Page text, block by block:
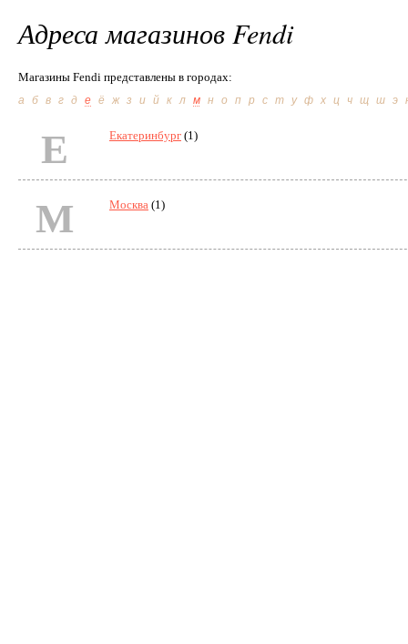
Адреса магазинов Fendi
Магазины Fendi представлены в городах:
а б в г д е ё ж з и й к л м н о п р с т у ф х ц ч щ ш э
Е Екатеринбург (1)
М Москва (1)